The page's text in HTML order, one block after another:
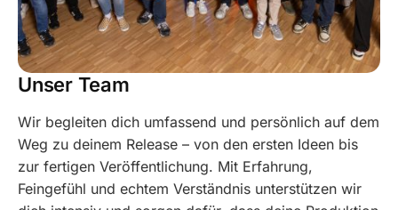
Unser Team
Wir begleiten dich umfassend und persönlich auf dem
Weg zu deinem Release – von den ersten Ideen bis
zur fertigen Veröffentlichung. Mit Erfahrung,
Feingefühl und echtem Verständnis unterstützen wir